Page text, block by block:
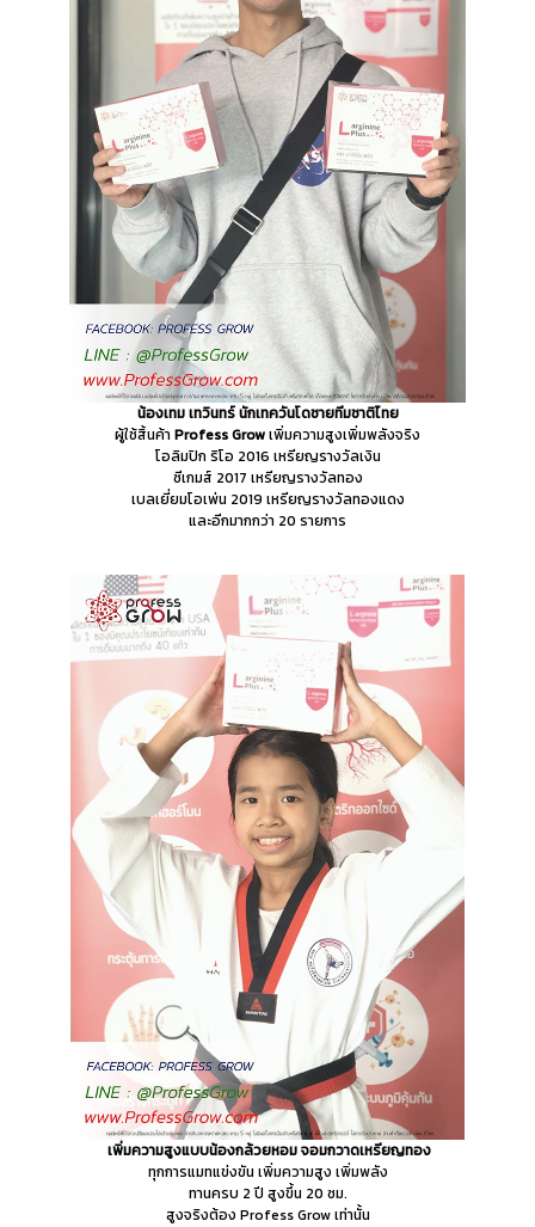
น้องเทม เทวินทร์นักเทควันโดชายทีมชาติไทย
ผู้ใช้สิ้นค้า Profess Growเพิ่มความสูงเพิ่มพลังจริง
โอลิมปิก ริโอ 2016 เหรียญรางวัลเงิน
ซีเกมส์ 2017 เหรียญรางวัลทอง
เบลเยี่ยมโอเพ่น 2019 เหรียญรางวัลทองแดง
และอีกมากกว่า 20 รายการ
เพิ่มความสูงแบบน้องกล้วยหอม จอมกวาดเหรียญทอง
ทุกการแมทแข่งขัน เพิ่มความสูง เพิ่มพลัง
ทานครบ 2 ปี สูงขึ้น 20 ซม.
สูงจริงต้อง Profess Grow เท่านั้น